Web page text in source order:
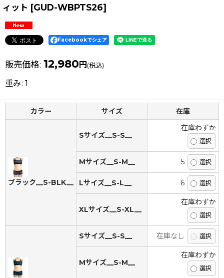
ィット [GUD-WBPTS26]
Facebookでシェア
販売価格: 12,980 円 (税込)
重み: 1
カラー サイズ 在庫
ブラック__S-BLK__
Sサイズ__S-S__
在庫わずか
Mサイズ__S-M__ 5
Lサイズ__S-L__ 6
XLサイズ__S-XL__
在庫わずか
Sサイズ__S-S__ 在庫なし
Mサイズ__S-M__
在庫わずか